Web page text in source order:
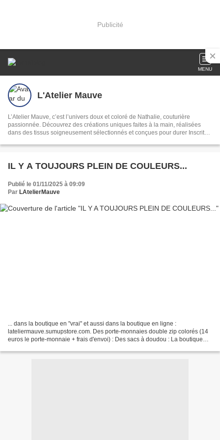
Publicité
MENU
L'Atelier Mauve
L’Atelier Mauve, c’est l’univers doux et coloré de Nathalie, couturière
passionnée. Découvrez des créations uniques faites à la main, réalisées
dans des tissus soigneusement sélectionnés et conçues pour durer Inscrite
https://lateliermauve.sumupstore.com
IL Y A TOUJOURS PLEIN DE COULEURS...
Publié le 01/11/2025 à 09:09
Par LAtelierMauve
... dans la boutique en "vrai" et aussi dans la boutique en ligne :
lateliermauve.sumupstore.com. Des porte-monnaies double zip colorés (14
euros le porte-monnaie + frais d'envoi) : Des sacs à doudou : La boutique